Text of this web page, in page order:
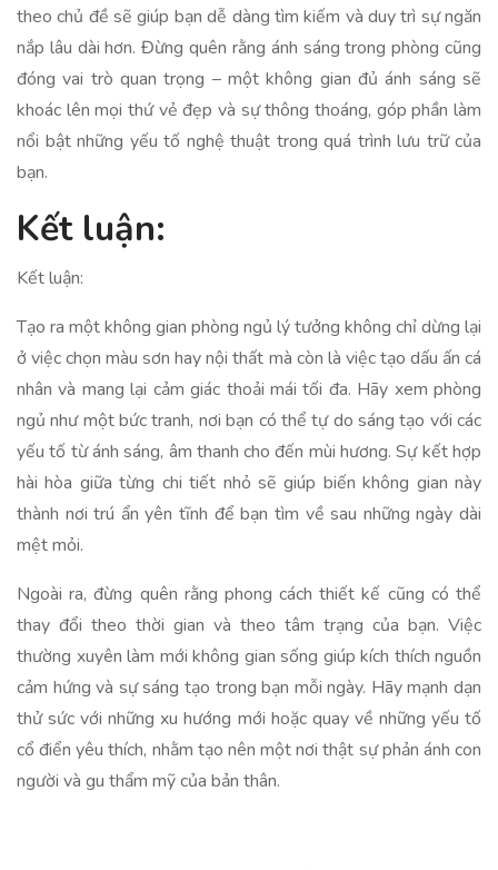
theo chủ đề sẽ giúp bạn dễ dàng tìm kiếm và duy trì sự ngăn
nắp lâu dài hơn. Đừng quên rằng ánh sáng trong phòng cũng
đóng vai trò quan trọng – một không gian đủ ánh sáng sẽ
khoác lên mọi thứ vẻ đẹp và sự thông thoáng, góp phần làm
nổi bật những yếu tố nghệ thuật trong quá trình lưu trữ của
bạn.
Kết luận:
Kết luận:
Tạo ra một không gian phòng ngủ lý tưởng không chỉ dừng lại
ở việc chọn màu sơn hay nội thất mà còn là việc tạo dấu ấn cá
nhân và mang lại cảm giác thoải mái tối đa. Hãy xem phòng
ngủ như một bức tranh, nơi bạn có thể tự do sáng tạo với các
yếu tố từ ánh sáng, âm thanh cho đến mùi hương. Sự kết hợp
hài hòa giữa từng chi tiết nhỏ sẽ giúp biến không gian này
thành nơi trú ẩn yên tĩnh để bạn tìm về sau những ngày dài
mệt mỏi.
Ngoài ra, đừng quên rằng phong cách thiết kế cũng có thể
thay đổi theo thời gian và theo tâm trạng của bạn. Việc
thường xuyên làm mới không gian sống giúp kích thích nguồn
cảm hứng và sự sáng tạo trong bạn mỗi ngày. Hãy mạnh dạn
thử sức với những xu hướng mới hoặc quay về những yếu tố
cổ điển yêu thích, nhằm tạo nên một nơi thật sự phản ánh con
người và gu thẩm mỹ của bản thân.